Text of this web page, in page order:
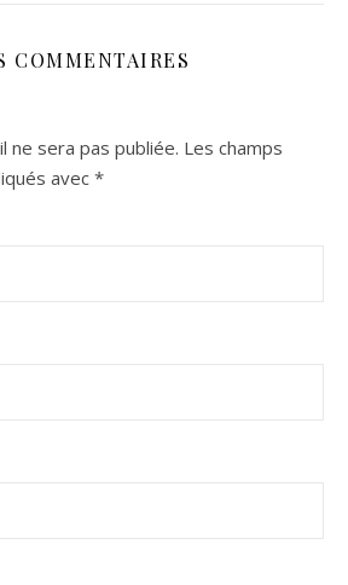
COMMENTAIRES
ne sera pas publiée. Les champs
avec *